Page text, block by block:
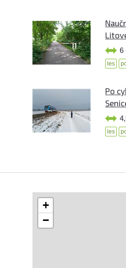
6
les
Po
les
+
−